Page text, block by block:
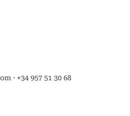
· +34 957 51 30 68